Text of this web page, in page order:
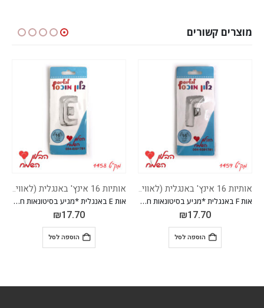
מוצרים קשורים
אותיות 16 אינץ' באנגלית (לאוויר בלבד)
אות F באנגלית *מגיע בסיטונאות חבילה של 5 יח'
₪17.70
הוספה לסל
אותיות 16 אינץ' באנגלית (לאוויר בלבד)
אות E באנגלית *מגיע בסיטונאות חבילה של 5 יח'
₪17.70
הוספה לסל